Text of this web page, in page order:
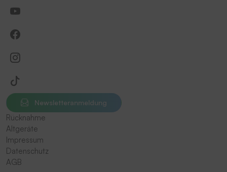
Newsletteranmeldung
Rücknahme
Altgeräte
Impressum
Datenschutz
AGB